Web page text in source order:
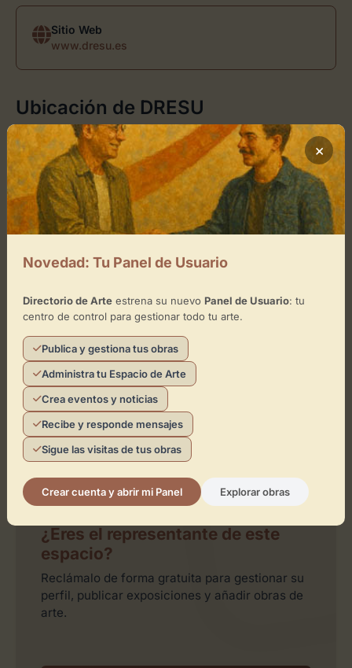
Sitio Web
www.dresu.es
Ubicación de DRESU
Cómo llegar
DRESU
×
+
−
Toca el mapa para interactuar
Activar Mapa
¿Eres el representante de este
espacio?
Reclámalo de forma gratuita para gestionar su
perfil, publicar exposiciones y añadir obras de
arte.
×
Novedad: Tu Panel de Usuario
Directorio de Arteestrena su nuevo Panel de Usuario: tu
centro de control para gestionar todo tu arte.
Publica y gestiona tus obras
Administra tu Espacio de Arte
Crea eventos y noticias
Recibe y responde mensajes
Sigue las visitas de tus obras
Crear cuenta y abrir mi Panel Explorar obras